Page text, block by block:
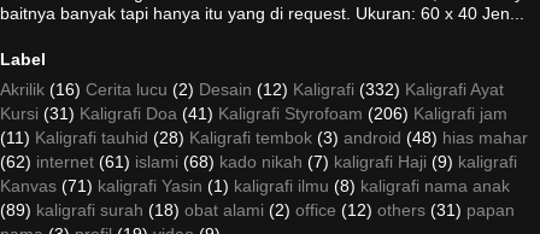
baitnya banyak tapi hanya itu yang di request. Ukuran: 60 x 40 Jen...
Label
Akrilik (16) Cerita lucu (2) Desain (12) Kaligrafi (332) Kaligrafi Ayat
Kursi (31) Kaligrafi Doa (41) Kaligrafi Styrofoam (206) Kaligrafi jam
(11) Kaligrafi tauhid (28) Kaligrafi tembok (3) android (48) hias mahar
(62) internet (61) islami (68) kado nikah (7) kaligrafi Haji (9) kaligrafi
Kanvas (71) kaligrafi Yasin (1) kaligrafi ilmu (8) kaligrafi nama anak
(89) kaligrafi surah (18) obat alami (2) office (12) others (31) papan